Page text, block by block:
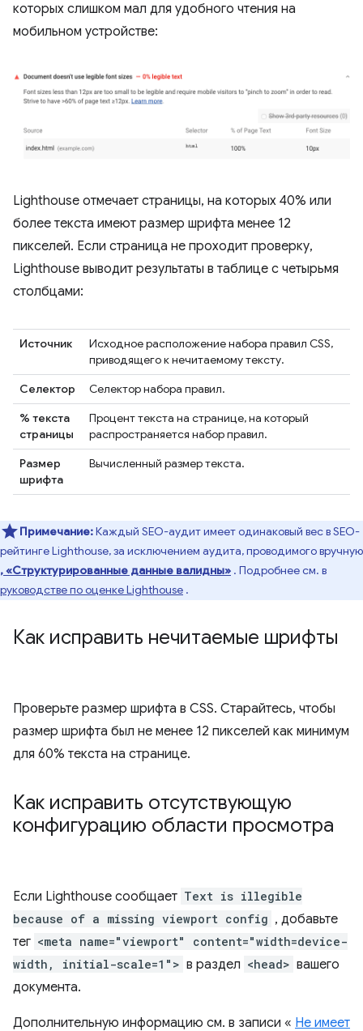
которых слишком мал для удобного чтения на
мобильном устройстве:
Lighthouse отмечает страницы, на которых 40% или
более текста имеют размер шрифта менее 12
пикселей. Если страница не проходит проверку,
Lighthouse выводит результаты в таблице с четырьмя
столбцами:
Источник
Исходное расположение набора правил CSS,
приводящего к нечитаемому тексту.
Селектор
Селектор набора правил.
% текста
страницы
Процент текста на странице, на который
распространяется набор правил.
Размер
шрифта
Вычисленный размер текста.
Примечание:Каждый SEO-аудит имеет одинаковый вес в SEO-
рейтинге Lighthouse, за исключением аудита, проводимого вручную
, «Структурированные данные валидны» . Подробнее см. в
руководстве по оценке Lighthouse .
Как исправить нечитаемые шрифты
Проверьте размер шрифта в CSS. Старайтесь, чтобы
размер шрифта был не менее 12 пикселей как минимум
для 60% текста на странице.
Как исправить отсутствующую
конфигурацию области просмотра
Если Lighthouse сообщает Text is illegible
because of a missing viewport config , добавьте
тег <meta name="viewport" content="width=device-
width, initial-scale=1"> в раздел <head> вашего
документа.
Дополнительную информацию см. в записи « Не имеет